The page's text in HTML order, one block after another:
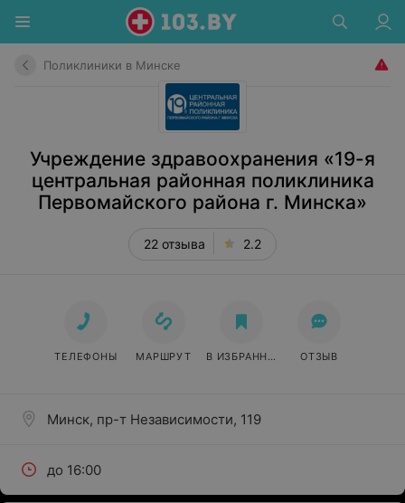
Поликлиники в Минске
Учреждение здравоохранения «19-я
центральная районная поликлиника
Первомайского района г. Минска»
22 отзыва 2.2
Минск, пр-т Независимости, 119
до 16:00
ТЕЛЕФОНЫ МАРШРУТ В ИЗБРАННОЕ ОТЗЫВ